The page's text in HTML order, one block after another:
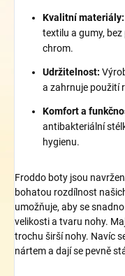
Kvalitní materiály:
textilu a gumy,
chrom.
Udržitelnost:
a zahrnuje použití
Komfort a
antibakteriální
hygienu.
Froddo boty jsou
bohatou rozdílnost
umožňuje, aby se
velikosti a tvaru nohy.
trochu širší nohy. Navíc
nártem a dají se pevně